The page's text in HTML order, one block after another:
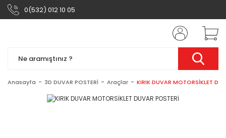
0(532) 012 10 05
Anasayfa 3D DUVAR POSTERİ Araçlar KIRIK DUVAR MOTORSİKLET